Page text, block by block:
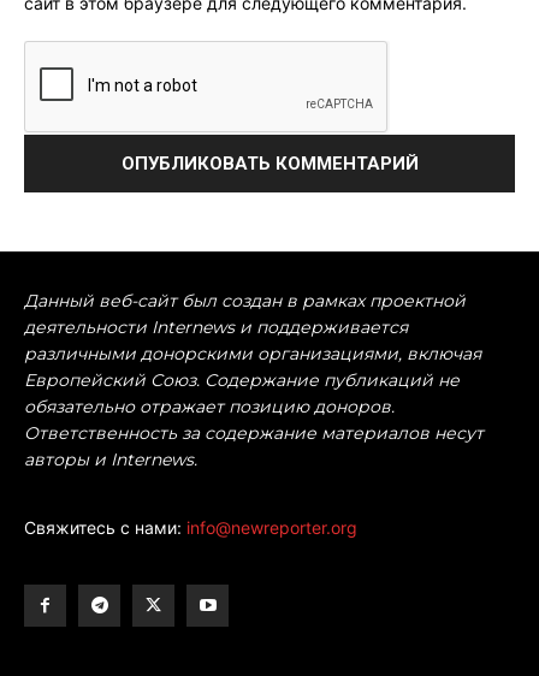
Данный веб-сайт был создан в рамках проектной
деятельности Internews и поддерживается
различными донорскими организациями, включая
Европейский Союз. Содержание публикаций не
обязательно отражает позицию доноров.
Ответственность за содержание материалов несут
авторы и Internews.
Свяжитесь с нами: info@newreporter.org